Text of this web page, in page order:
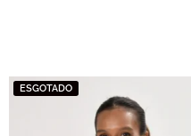
ESGOTADO